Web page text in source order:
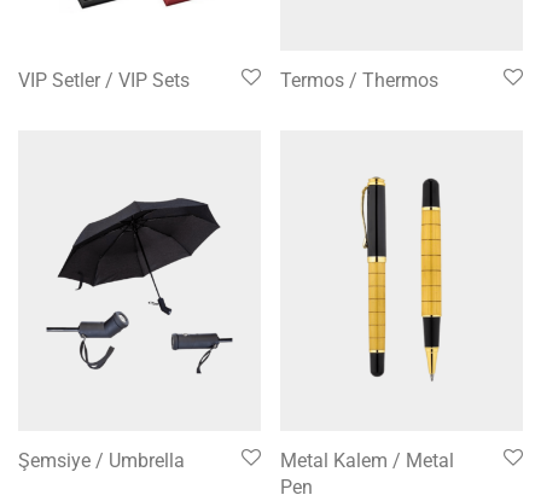
VIP Setler / VIP Sets Termos / Thermos
Şemsiye / Umbrella
Metal Kalem / Metal
Pen